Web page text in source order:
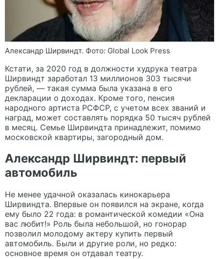
Александр Ширвиндт. Фото: Global Look Press
Кстати, за 2020 год в должности худрука театра
Ширвиндт заработал 13 миллионов 303 тысячи
рублей, — такая сумма была указана в его
декларации о доходах. Кроме того, пенсия
народного артиста РСФСР, с учетом всех званий и
наград, может составлять порядка 50 тысяч рублей
в месяц. Семье Ширвиндта принадлежит, помимо
московской квартиры, загородный дом.
Александр Ширвиндт: первый
автомобиль
Не менее удачной оказалась кинокарьера
Ширвиндта. Впервые он появился на экране, когда
ему было 22 года: в романтической комедии «Она
вас любит!» Роль была небольшой, но гонорар
позволил молодому актеру купить первый
автомобиль. Были и другие роли, но редко:
основное время он отдавал театру.